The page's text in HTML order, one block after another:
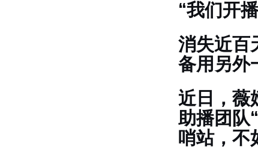
“我们开
消失近百
备用另外
近日，薇
助播团队
哨站，不